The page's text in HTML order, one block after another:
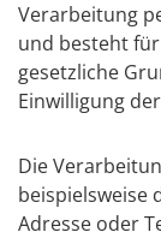
Verarbeitung
und besteht
gesetzliche
Einwilligung
Die
beispielsweise
Adresse oder